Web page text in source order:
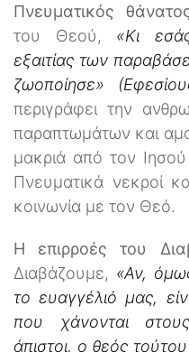
Πνευματικός
του Θεού, «Κι
εξαιτίας των
ζωοποίησε»
περιγράφει την
παραπτωμάτων και
μακριά από τον Ιησού
Πνευματικά νεκροί
κοινωνία με τον Θεό.
Η επιρροές του
Διαβάζουμε, «Αν,
το ευαγγέλιό μας,
που χάνονται
άπιστοι, ο θεός